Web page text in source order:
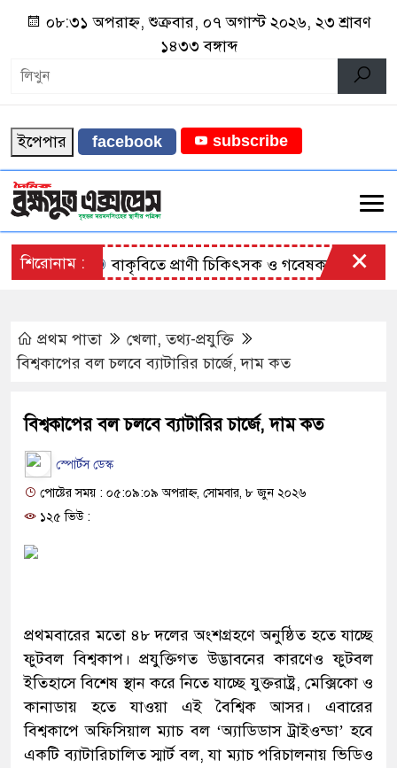
০৮:৩১ অপরাহ্ন, শুক্রবার, ০৭ অগাস্ট ২০২৬, ২৩ শ্রাবণ
১৪৩৩ বঙ্গাব্দ
ইপেপার facebook subscribe
শিরোনাম :বাকৃবিতে প্রাণী চিকিৎসক ও গবেষকদের ৩২তম×
প্রথম পাতা খেলা,তথ্য-প্রযুক্তি
বিশ্বকাপের বল চলবে ব্যাটারির চার্জে, দাম কত
বিশ্বকাপের বল চলবে ব্যাটারির চার্জে, দাম কত
স্পোর্টস ডেস্ক
পোষ্টের সময় : ০৫:০৯:০৯ অপরাহ্ন, সোমবার, ৮ জুন ২০২৬
১২৫ ভিউ :
প্রথমবারের মতো ৪৮ দলের অংশগ্রহণে অনুষ্ঠিত হতে যাচ্ছে
ফুটবল বিশ্বকাপ। প্রযুক্তিগত উদ্ভাবনের কারণেও ফুটবল
ইতিহাসে বিশেষ স্থান করে নিতে যাচ্ছে যুক্তরাষ্ট্র, মেক্সিকো ও
কানাডায় হতে যাওয়া এই বৈশ্বিক আসর। এবারের
বিশ্বকাপে অফিসিয়াল ম্যাচ বল ‘অ্যাডিডাস ট্রাইওন্ডা’ হবে
একটি ব্যাটারিচালিত স্মার্ট বল, যা ম্যাচ পরিচালনায় ভিডিও